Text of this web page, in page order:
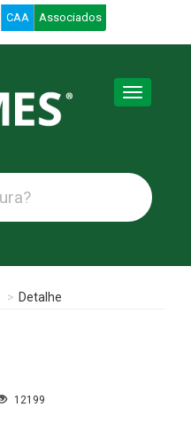
CAA Associados
Toggle
Detalhe
12199